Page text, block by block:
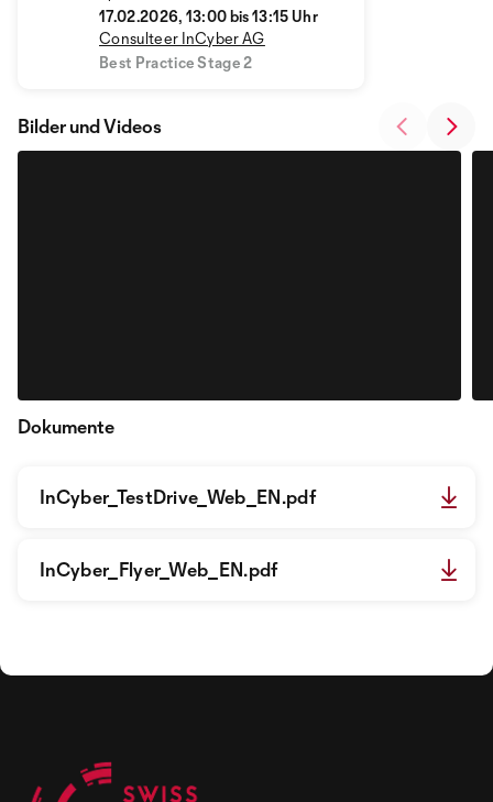
17.02.2026, 13:00 bis 13:15 Uhr
Consulteer InCyber AG
Best Practice Stage 2
Bilder und Videos
Dokumente
InCyber_TestDrive_Web_EN.pdf
InCyber_Flyer_Web_EN.pdf